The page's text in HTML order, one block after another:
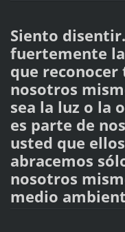
Siento
fuertemente
que reconocer
nosotros
sea la luz o la
es parte de
usted que
abracemos
nosotros
medio